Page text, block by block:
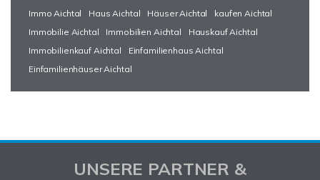
Immo Aichtal Haus Aichtal Häuser Aichtal
kaufen Aichtal
Immobilie Aichtal
Immobilien Aichtal
Hauskauf Aichtal
Immobilienkauf Aichtal
Einfamilienhaus Aichtal
Einfamilienhäuser Aichtal
UNSERE PARTNER &